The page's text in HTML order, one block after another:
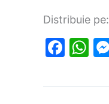
Distribuie pe:
F
c
W
at